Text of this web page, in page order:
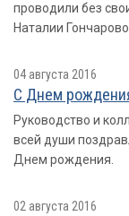
проводили без
Наталии
04 августа 2016
С Днем
Руководство и
всей души
Днем рождения.
02 августа 2016